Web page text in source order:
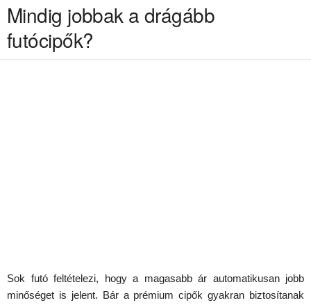
Mindig jobbak a drágább
futócipők?
Sok futó feltételezi, hogy a magasabb ár automatikusan jobb
minőséget is jelent. Bár a prémium cipők gyakran biztosítanak